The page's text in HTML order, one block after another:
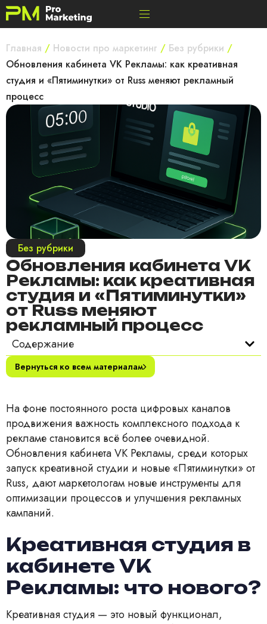
Главная / Новости про маркетинг / Без рубрики /
Обновления кабинета VK Рекламы: как креативная
студия и «Пятиминутки» от Russ меняют рекламный
процесс
Без рубрики
Обновления кабинета VK
Рекламы: как креативная
студия и «Пятиминутки»
от Russ меняют
рекламный процесс
Содержание
Вернуться ко всем материалам
На фоне постоянного роста цифровых каналов
продвижения важность комплексного подхода к
рекламе становится всё более очевидной.
Обновления кабинета VK Рекламы, среди которых
запуск креативной студии и новые «Пятиминутки» от
Russ, дают маркетологам новые инструменты для
оптимизации процессов и улучшения рекламных
кампаний.
Креативная студия в
кабинете VK
Рекламы: что нового?
Креативная студия — это новый функционал,